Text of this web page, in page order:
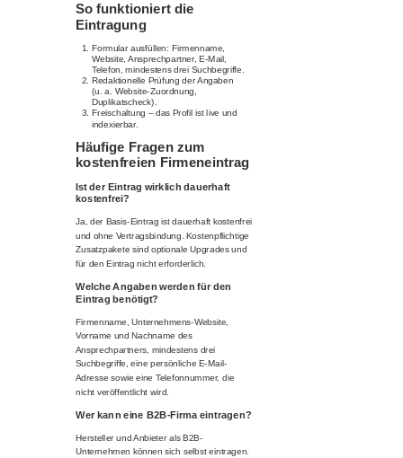
So funktioniert die
Eintragung
Formular ausfüllen: Firmenname,
Website, Ansprechpartner, E-Mail,
Telefon, mindestens drei Suchbegriffe.
Redaktionelle Prüfung der Angaben
(u. a. Website-Zuordnung,
Duplikatscheck).
Freischaltung – das Profil ist live und
indexierbar.
Häufige Fragen zum
kostenfreien Firmeneintrag
Ist der Eintrag wirklich dauerhaft
kostenfrei?
Ja, der Basis-Eintrag ist dauerhaft kostenfrei
und ohne Vertragsbindung. Kostenpflichtige
Zusatzpakete sind optionale Upgrades und
für den Eintrag nicht erforderlich.
Welche Angaben werden für den
Eintrag benötigt?
Firmenname, Unternehmens-Website,
Vorname und Nachname des
Ansprechpartners, mindestens drei
Suchbegriffe, eine persönliche E-Mail-
Adresse sowie eine Telefonnummer, die
nicht veröffentlicht wird.
Wer kann eine B2B-Firma eintragen?
Hersteller und Anbieter als B2B-
Unternehmen können sich selbst eintragen.